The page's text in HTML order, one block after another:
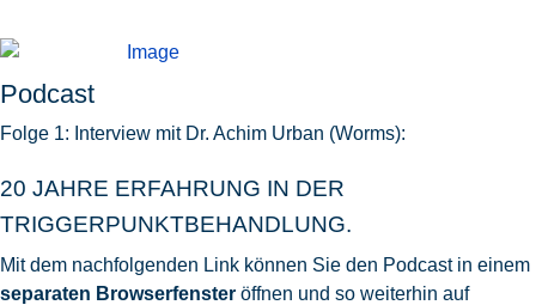
Podcast
Folge 1: Interview mit Dr. Achim Urban (Worms):
20 JAHRE ERFAHRUNG IN DER
TRIGGERPUNKTBEHANDLUNG.
Mit dem nachfolgenden Link können Sie den Podcast in einem
separaten Browserfenster öffnen und so weiterhin auf